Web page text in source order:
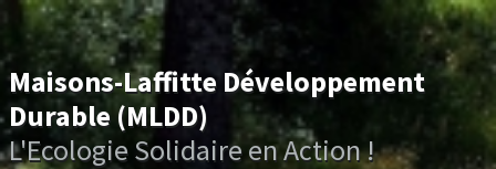
Maisons-Laffitte Développement
Durable (MLDD)
L'Ecologie Solidaire en Action !